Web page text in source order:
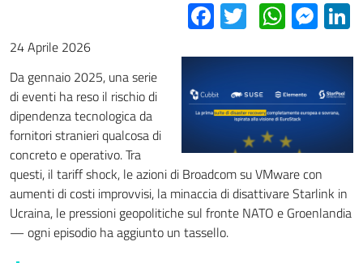
Facebook
Twitter
24 Aprile 2026
Da gennaio 2025, una serie
di eventi ha reso il rischio di
dipendenza tecnologica da
fornitori stranieri qualcosa di
concreto e operativo. Tra
questi, il tariff shock, le azioni di Broadcom su VMware con
aumenti di costi improvvisi, la minaccia di disattivare Starlink in
Ucraina, le pressioni geopolitiche sul fronte NATO e Groenlandia
— ogni episodio ha aggiunto un tassello.